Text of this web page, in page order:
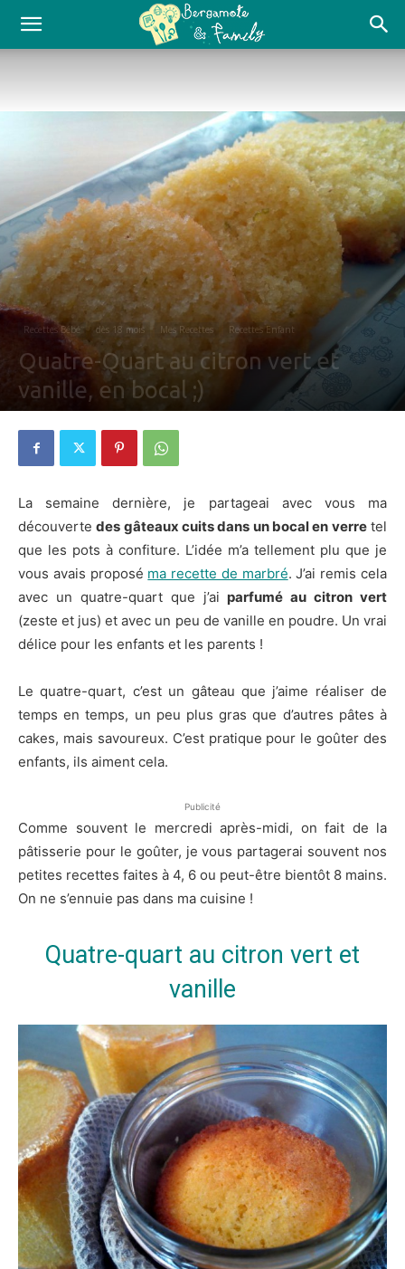
Recettes Bébé dès 18 mois Mes Recettes Recettes Enfant
Quatre-Quart au citron vert et
vanille, en bocal ;)
La semaine dernière, je partageai avec vous ma
découvertedes gâteaux cuits dans un bocal en verretel
que les pots à confiture. L’idée m’a tellement plu que je
vous avais proposé ma recette de marbré. J’ai remis cela
avec un quatre-quart que j’ai parfumé au citron vert
(zeste et jus) et avec un peu de vanille en poudre. Un vrai
délice pour les enfants et les parents !
Le quatre-quart, c’est un gâteau que j’aime réaliser de
temps en temps, un peu plus gras que d’autres pâtes à
cakes, mais savoureux. C’est pratique pour le goûter des
enfants, ils aiment cela.
Publicité
Comme souvent le mercredi après-midi, on fait de la
pâtisserie pour le goûter, je vous partagerai souvent nos
petites recettes faites à 4, 6 ou peut-être bientôt 8 mains.
On ne s’ennuie pas dans ma cuisine !
Quatre-quart au citron vert et
vanille